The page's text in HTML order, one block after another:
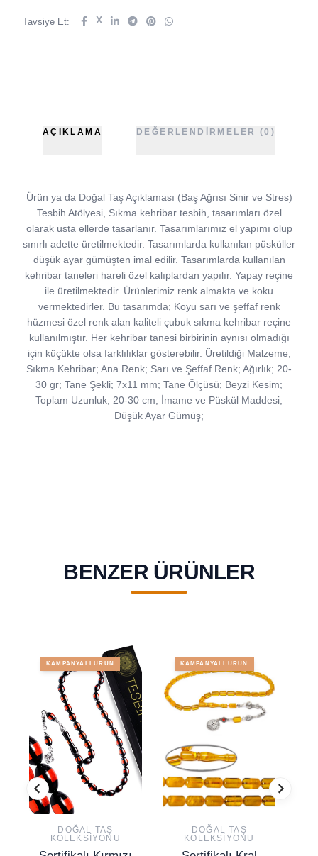
Tavsiye Et: X
AÇIKLAMA DEĞERLENDIRMELER (0)
Ürün ya da Doğal Taş Açıklaması (Baş Ağrısı Sinir ve Stres)
Tesbih Atölyesi, Sıkma kehribar tesbih, tasarımları özel
olarak usta ellerde tasarlanır. Tasarımlarımız el yapımı olup
sınırlı adette üretilmektedir. Tasarımlarda kullanılan püsküller
düşük ayar gümüşten imal edilir. Tasarımlarda kullanılan
kehribar taneleri hareli özel kalıplardan yapılır. Yapay reçine
ile üretilmektedir. Ürünlerimiz renk almakta ve koku
vermektedirler. Bu tasarımda; Koyu sarı ve şeffaf renk
hüzmesi özel renk alan kaliteli çubuk sıkma kehribar reçine
kullanılmıştır. Her kehribar tanesi birbirinin aynısı olmadığı
için küçükte olsa farklılıklar gösterebilir. Üretildiği Malzeme;
Sıkma Kehribar; Ana Renk; Sarı ve Şeffaf Renk; Ağırlık; 20-
30 gr; Tane Şekli; 7x11 mm; Tane Ölçüsü; Beyzi Kesim;
Toplam Uzunluk; 20-30 cm; İmame ve Püskül Maddesi;
Düşük Ayar Gümüş;
BENZER ÜRÜNLER
KAMPANYALI ÜRÜN
DOĞAL TAŞ
KOLEKSIYONU
KAMPANYALI ÜRÜN
DOĞAL TAŞ
KOLEKSIYONU